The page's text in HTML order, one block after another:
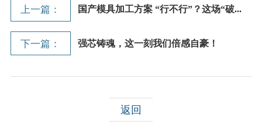
上一篇： 国产模具加工方案 “行不行”？这场“破...
下一篇： 强芯铸魂，这一刻我们倍感自豪！
返回